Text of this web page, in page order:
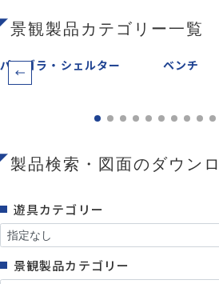
景観製品カテゴリー一覧
パーゴラ・シェルター ベンチ
製品検索・図面のダウン
遊具カテゴリー
景観製品カテゴリー